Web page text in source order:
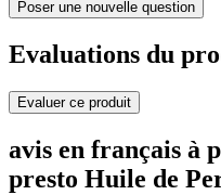
Poser une nouvelle question
Evaluations du
Evaluer ce produit
avis en français à
presto Huile de